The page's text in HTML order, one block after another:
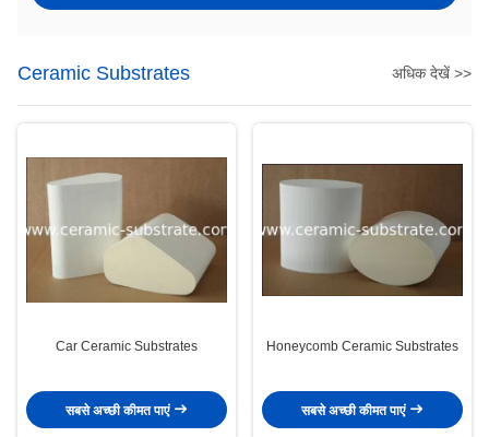
Ceramic Substrates अधिक देखें >>
Car Ceramic Substrates
सबसे अच्छी कीमत पाएं
Honeycomb Ceramic Substrates
सबसे अच्छी कीमत पाएं